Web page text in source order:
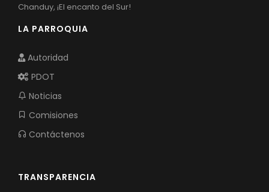
Chanduy, ¡El encanto del Sur!
LA PARROQUIA
Autoridad
PDOT
Noticias
Comisiones
Contáctenos
TRANSPARENCIA